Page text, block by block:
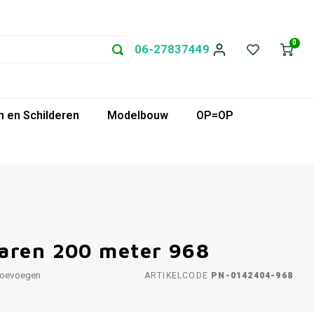
06-27837449 0
en Schilderen Modelbouw
OP=OP
200 meter 968
ARTIKELCODE PN-0142404-968